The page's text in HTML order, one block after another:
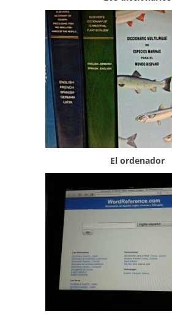
El ordenador